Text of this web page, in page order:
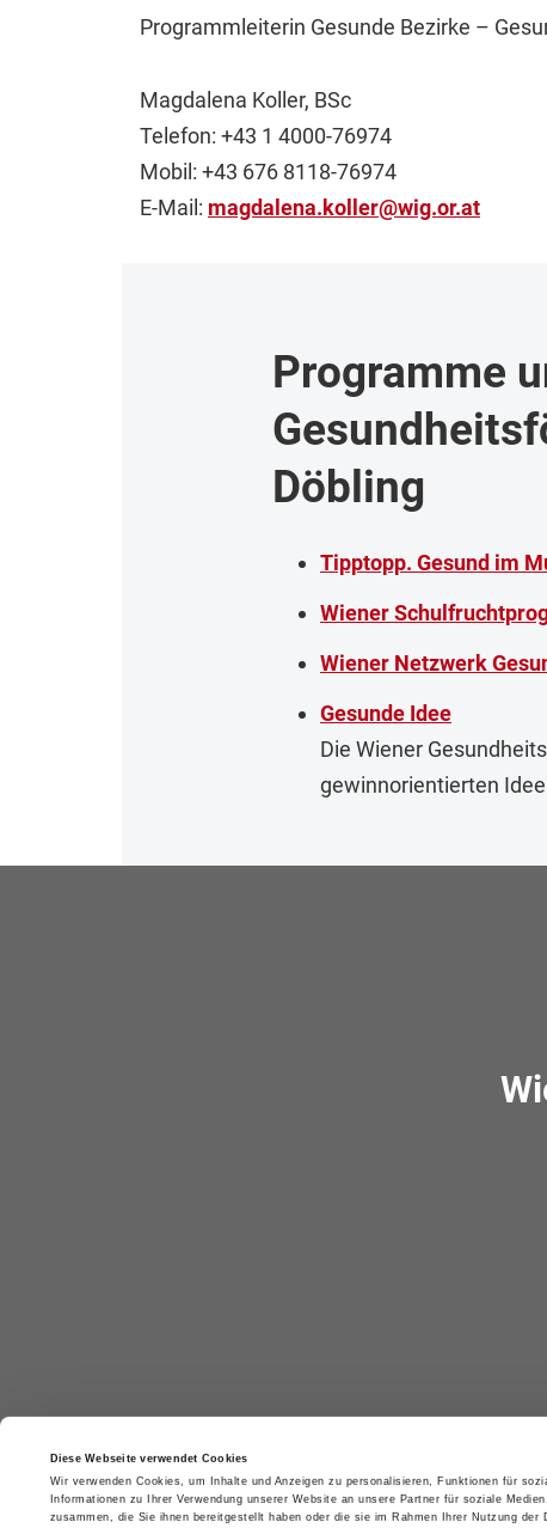
Diese Webseite verwendet Cookies
Wir verwenden Cookies, um Inhalte und Anzeigen zu personalisieren, Funktionen für
Informationen zu Ihrer Verwendung unserer Website an unsere Partner für soziale
zusammen, die Sie ihnen bereitgestellt haben oder die sie im Rahmen Ihrer Nutzung der
Programmleiterin Gesunde Bezirke –
Magdalena Koller, BSc
Telefon: +43 1 4000-76974
Mobil: +43 676 8118-76974
E-Mail: magdalena.koller@wig.or.at
Programme
Döbling
Tipptopp. Gesund im
Wiener
Wiener Netzwerk
Gesunde Idee
Die Wiener
gewinnorientierten
Wiener Netzwerk Gesundheitsfördende